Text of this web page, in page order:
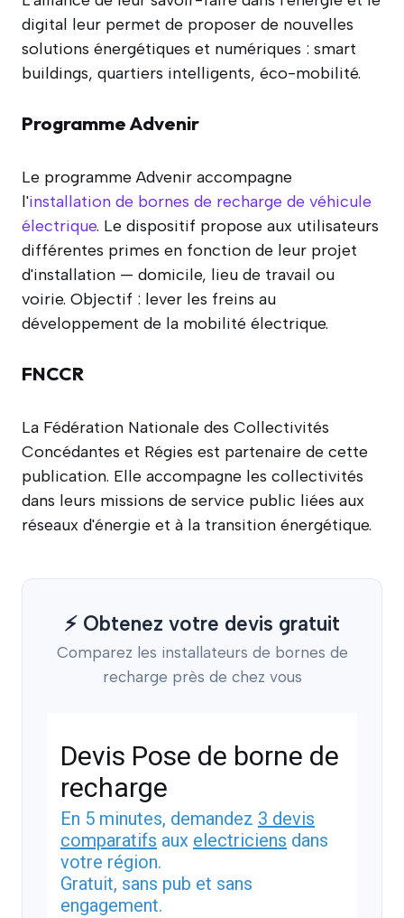
digital leur permet de proposer de nouvelles
solutions énergétiques et numériques : smart
buildings, quartiers intelligents, éco-mobilité.
Programme Advenir
Le programme Advenir accompagne
l'installation de bornes de recharge de véhicule
électrique. Le dispositif propose aux utilisateurs
différentes primes en fonction de leur projet
d'installation — domicile, lieu de travail ou
voirie. Objectif : lever les freins au
développement de la mobilité électrique.
FNCCR
La Fédération Nationale des Collectivités
Concédantes et Régies est partenaire de cette
publication. Elle accompagne les collectivités
dans leurs missions de service public liées aux
réseaux d'énergie et à la transition énergétique.
⚡ Obtenez votre devis gratuit
Comparez les installateurs de bornes de
recharge près de chez vous
Devis Pose de borne de
recharge
En 5 minutes, demandez 3 devis
comparatifs aux electriciens dans
votre région.
Gratuit, sans pub et sans
engagement.